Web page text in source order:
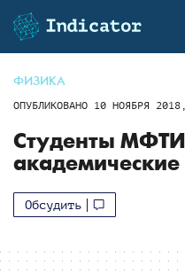
ФИЗИКА
ОПУБЛИКОВАНО 10 НОЯБРЯ
Студенты
Обсудить